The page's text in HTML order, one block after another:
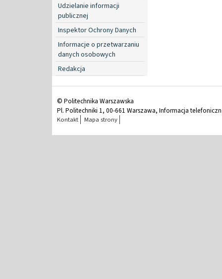
Udzielanie informacji
publicznej
Inspektor Ochrony Danych
Informacje o przetwarzaniu
danych osobowych
Redakcja
© Politechnika Warszawska
Pl. Politechniki 1, 00-661 Warszawa, Informacja
Kontakt Mapa strony